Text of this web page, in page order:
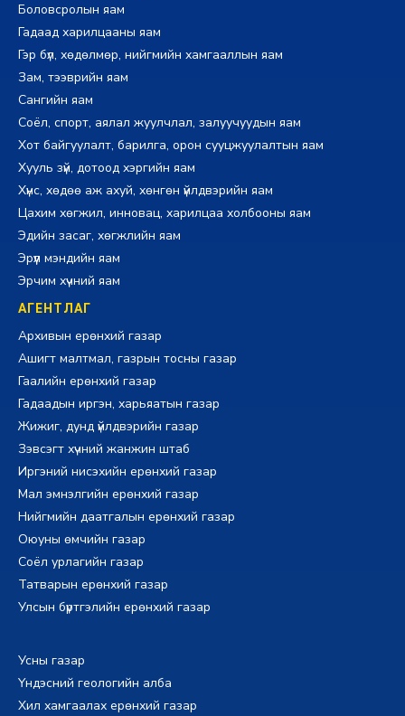
Боловсролын яам
Гадаад харилцааны яам
Гэр бүл, хөдөлмөр, нийгмийн хамгааллын яам
Зам, тээврийн яам
Сангийн яам
Соёл, спорт, аялал жуулчлал, залуучуудын яам
Хот байгуулалт, барилга, орон сууцжуулалтын яам
Хууль зүй, дотоод хэргийн яам
Хүнс, хөдөө аж ахуй, хөнгөн үйлдвэрийн яам
Цахим хөгжил, инновац, харилцаа холбооны яам
Эдийн засаг, хөгжлийн яам
Эрүүл мэндийн яам
Эрчим хүчний яам
АГЕНТЛАГ
Архивын ерөнхий газар
Ашигт малтмал, газрын тосны газар
Гаалийн ерөнхий газар
Гадаадын иргэн, харьяатын газар
Жижиг, дунд үйлдвэрийн газар
Зэвсэгт хүчний жанжин штаб
Иргэний нисэхийн ерөнхий газар
Мал эмнэлгийн ерөнхий газар
Нийгмийн даатгалын ерөнхий газар
Оюуны өмчийн газар
Соёл урлагийн газар
Татварын ерөнхий газар
Улсын бүртгэлийн ерөнхий газар
Усны газар
Үндэсний геологийн алба
Хил хамгаалах ерөнхий газар